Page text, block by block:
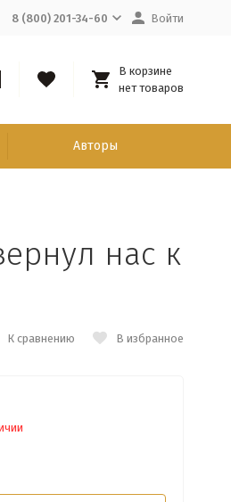
8 (800) 201-34-60 Войти
В корзине
нет товаров
Авторы
нас к
К сравнению В избранное